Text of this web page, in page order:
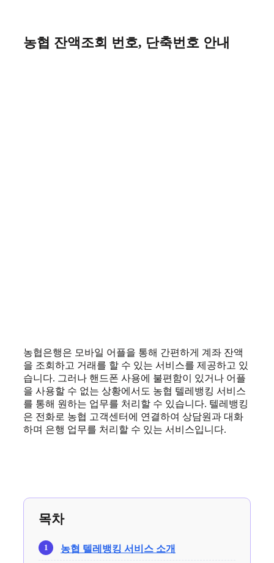
농협 잔액조회 번호, 단축번호 안내
농협은행은 모바일 어플을 통해 간편하게 계좌 잔액
을 조회하고 거래를 할 수 있는 서비스를 제공하고 있
습니다. 그러나 핸드폰 사용에 불편함이 있거나 어플
을 사용할 수 없는 상황에서도 농협 텔레뱅킹 서비스
를 통해 원하는 업무를 처리할 수 있습니다. 텔레뱅킹
은 전화로 농협 고객센터에 연결하여 상담원과 대화
하며 은행 업무를 처리할 수 있는 서비스입니다.
목차
농협 텔레뱅킹 서비스 소개